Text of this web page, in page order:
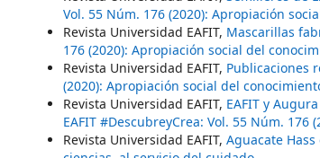
Vol. 55 Núm. 176 (2020): Apropiación
Revista Universidad EAFIT, Mascarillas
176 (2020): Apropiación social del
Revista Universidad EAFIT, Publicaciones
(2020): Apropiación social del
Revista Universidad EAFIT, EAFIT y
EAFIT #DescubreyCrea: Vol. 55 Núm.
Revista Universidad EAFIT, Aguacate